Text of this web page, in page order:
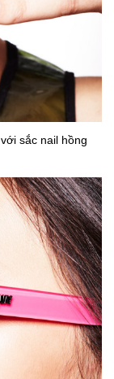
sắc nail hồng